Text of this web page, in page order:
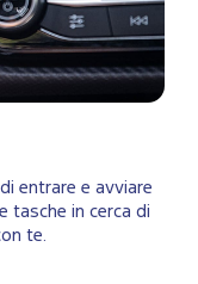
entrare e avviare
tasche in cerca di
te.